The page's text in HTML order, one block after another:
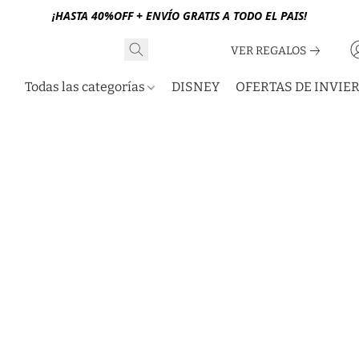
¡HASTA 40%OFF + ENVÍO GRATIS A TODO EL PAIS!
VER REGALOS
Todas las categorías DISNEY OFERTAS DE